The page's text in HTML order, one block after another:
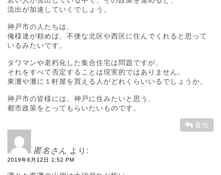
流出が加速していくでしょう。
神戸市の人たちは、
俺様達が頼めば、不便な北区や西区に住んでくれると思って
いるみたいです。
タワマンや老朽化した集合住宅は問題ですが、
それをすべて否定することは現実的ではありません。
東灘や灘に１軒屋を買える人がどれくらいいるでしょうか。
神戸市の皆様には、神戸に住みたいと思う、
都市政策をとってもらいたいものです。
返信
匿名さん より:
2019年6月12日 1:52 PM